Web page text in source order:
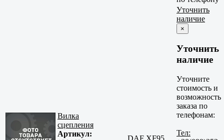
Вилка
сцепления
Артикул:
Уточнить
наличие
×
Уточнить
наличие
Уточните
стоимость и
возможность
заказа по
телефонам:
Тел: